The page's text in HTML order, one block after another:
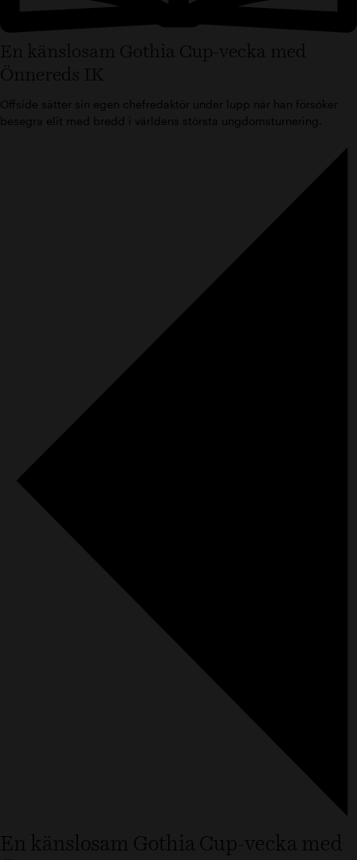
En känslosam Gothia Cup-vecka med
Önnereds IK
Offside sätter sin egen chefredaktör under lupp när han försöker
besegra elit med bredd i världens största ungdomsturnering.
En känslosam Gothia Cup-vecka med